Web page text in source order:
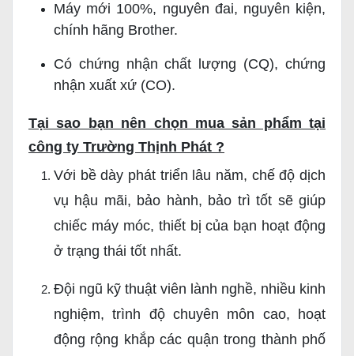
Máy mới 100%, nguyên đai, nguyên kiện,
chính hãng Brother.
Có chứng nhận chất lượng (CQ), chứng
nhận xuất xứ (CO).
Tại sao bạn nên chọn mua sản phẩm tại
công ty Trường Thịnh Phát ?
Với bề dày phát triển lâu năm, chế độ dịch
vụ hậu mãi, bảo hành, bảo trì tốt sẽ giúp
chiếc máy móc, thiết bị của bạn hoạt động
ở trạng thái tốt nhất.
Đội ngũ kỹ thuật viên lành nghề, nhiều kinh
nghiệm, trình độ chuyên môn cao, hoạt
động rộng khắp các quận trong thành phố